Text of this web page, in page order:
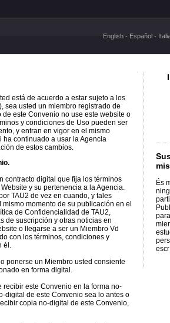
English - Español -
está de acuerdo a estar sujeto a los
sea usted un miembro registrado de
este Convenio no use este website o
y condiciones de Uso pueden ser
y entran en vigor en el mismo
ha continuado a usar la Agencia
de estos cambios.
contracto digital que fija los términos
y su pertenencia a la Agencia.
TAU2 de vez en cuando, y tales
momento de su publicación en el
de Confidencialidad de TAU2,
de suscripción y otras noticias en
o llegarse a ser un Miembro Vd
con los términos, condiciones y
él.
ponerse un Miembro usted consiente
en forma digital.
recibir este Convenio en la forma no-
digital de este Convenio sea lo antes o
copia no-digital de este Convenio,
És